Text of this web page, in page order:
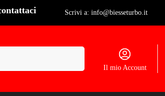
Scrivi a: info@biesseturbo.it
Il mio Account